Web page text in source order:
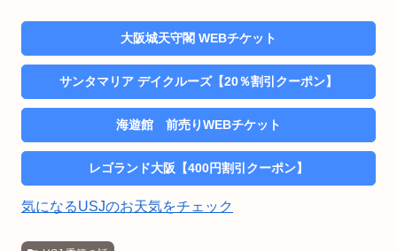
大阪城天守閣 WEBチケット
サンタマリア デイクルーズ【20％割引クーポン】
海遊館 前売りWEBチケット
レゴランド大阪【400円割引クーポン】
気になるUSJのお天気をチェック